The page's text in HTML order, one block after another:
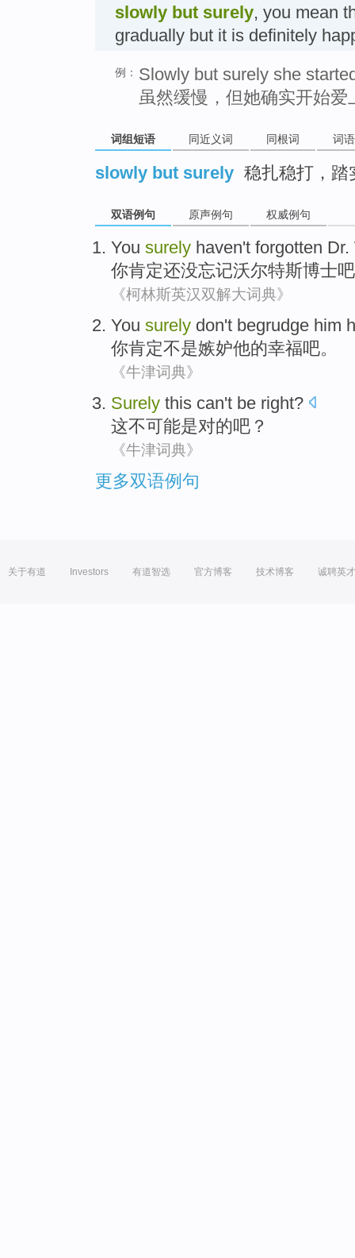
slowly but surely, you mean
gradually but it is definitely
例： Slowly but surely she
虽然缓慢，但她确实开始爱
词组短语 同近义词 同根词 词
slowly but surely 稳扎稳打，踏
双语例句 原声例句 权威例句
You surely haven't forgotten Dr.
你肯定还没忘记沃尔特斯博士
《柯林斯英汉双解大词典》
You surely don't begrudge him
你肯定不是嫉妒他的幸福吧。
《牛津词典》
Surely this can't be right?
这不可能是对的吧？
《牛津词典》
更多双语例句
关于有道 Investors 有道智选 官方博客 技术博客 诚聘英才